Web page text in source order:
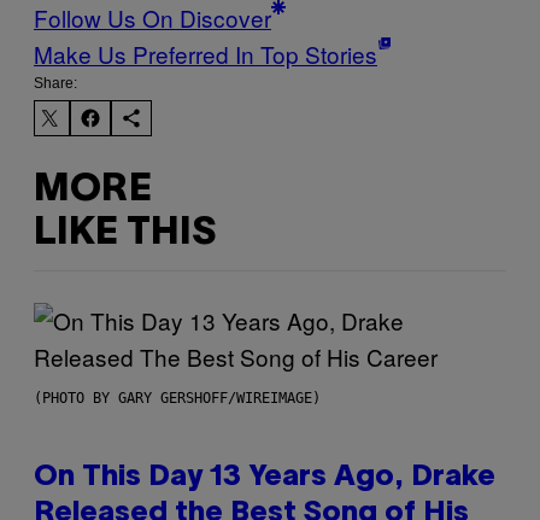
Follow Us On Discover
Make Us Preferred In Top Stories
Share:
MORE
LIKE THIS
(PHOTO BY GARY GERSHOFF/WIREIMAGE)
On This Day 13 Years Ago, Drake
Released the Best Song of His